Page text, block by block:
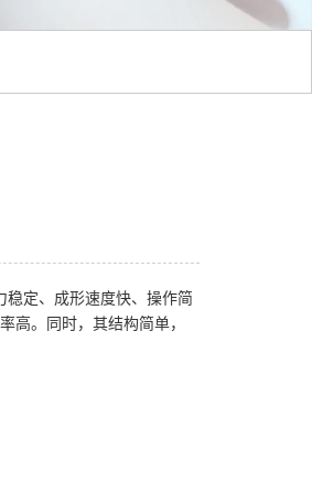
稳定、成形速度快、操作简
高。同时，其结构简单，